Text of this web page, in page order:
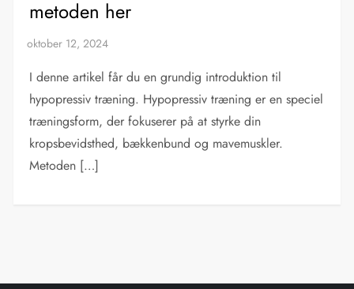
metoden her
I denne artikel får du en grundig introduktion til
hypopressiv træning. Hypopressiv træning er en speciel
træningsform, der fokuserer på at styrke din
kropsbevidsthed, bækkenbund og mavemuskler.
Metoden […]